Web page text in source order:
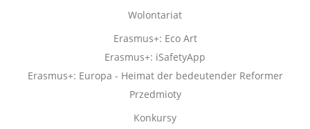
Wolontariat
Erasmus+: Eco Art
Erasmus+: iSafetyApp
Erasmus+: Europa - Heimat der bedeutender Reformer
Przedmioty
Konkursy